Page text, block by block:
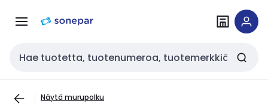
navigointiinsisältöön
Haku
Näytä murupolku